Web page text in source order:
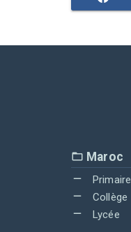
Maroc
Primaire
Collège
Lycée